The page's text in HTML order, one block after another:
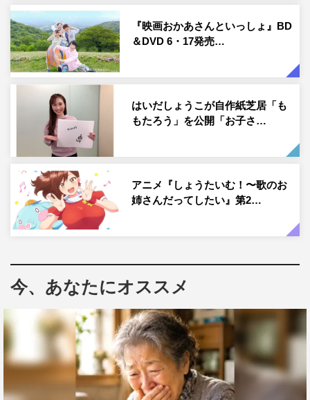
さいました。そして、2年目からは新しくペアになった
（花田）ゆういちろうくんがいつも暖かくて、何も言わず
ともいろんなことを察し、支えてくださいました。毎日の
ように一緒に歌えて本当に幸せだったなと感じています
し、ゆういちろうくんと出会い、一緒に歌のお兄さんお姉
さんができたことを本当に感謝しています」と思いを語
そんな言葉を受け、花田は「僕より1年早く歌のお姉さん
になられたあつこお姉さんは本当に一生懸命、僕にいろん
『映画おかあさんといっしょ』BD
＆DVD 6・17発売…
はいだしょうこが自作紙芝居「も
もたろう」を公開「お子さ…
アニメ『しょうたいむ！〜歌のお
姉さんだってしたい』第2…
今、あなたにオススメ